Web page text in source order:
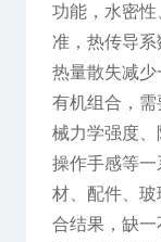
功能，水密
准，热传导系
热量散失减少
有机组合，
械力学强度、
操作手感等
材、配件、
合结果，缺一